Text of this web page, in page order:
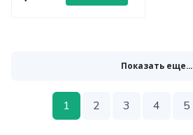
Показать еще...
1 2 3 4 5